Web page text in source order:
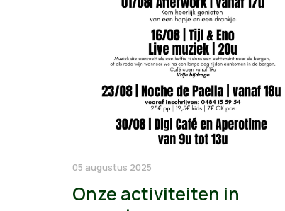
05 augustus 2025
Onze activiteiten in